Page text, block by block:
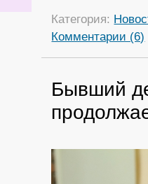
Категория:
Комментарии (6)
Бывший